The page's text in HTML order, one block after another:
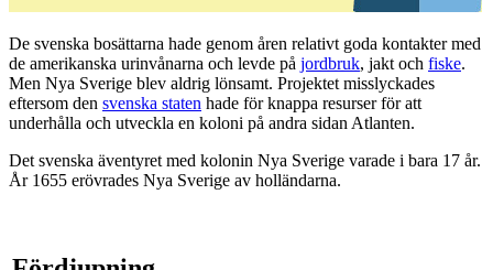
De svenska bosättarna hade genom åren relativt goda kontakter med
de amerikanska urinvånarna och levde på jordbruk, jakt och fiske.
Men Nya Sverige blev aldrig lönsamt. Projektet misslyckades
eftersom den svenska staten hade för knappa resurser för att
underhålla och utveckla en koloni på andra sidan Atlanten.
Det svenska äventyret med kolonin Nya Sverige varade i bara 17 år.
År 1655 erövrades Nya Sverige av holländarna.